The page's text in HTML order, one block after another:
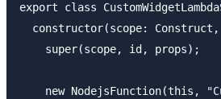
export class
constructor(scope:
    super(scope, id, props);
new NodejsFunction(this,